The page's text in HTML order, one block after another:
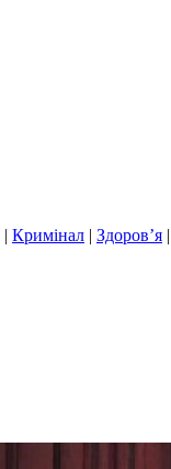
| Кримінал | Здоров’я |